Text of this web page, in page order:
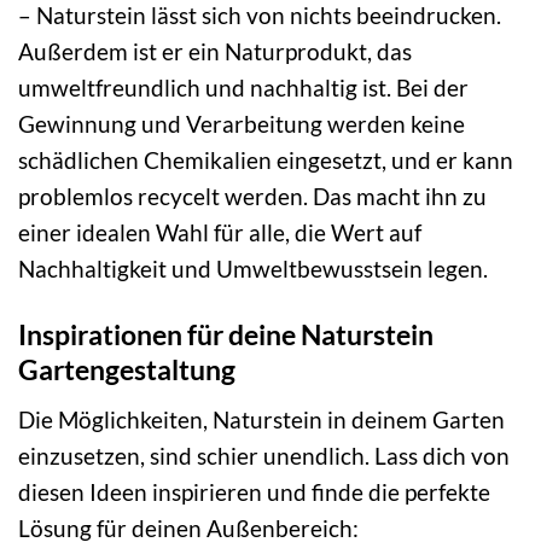
– Naturstein lässt sich von nichts beeindrucken.
Außerdem ist er ein Naturprodukt, das
umweltfreundlich und nachhaltig ist. Bei der
Gewinnung und Verarbeitung werden keine
schädlichen Chemikalien eingesetzt, und er kann
problemlos recycelt werden. Das macht ihn zu
einer idealen Wahl für alle, die Wert auf
Nachhaltigkeit und Umweltbewusstsein legen.
Inspirationen für deine Naturstein
Gartengestaltung
Die Möglichkeiten, Naturstein in deinem Garten
einzusetzen, sind schier unendlich. Lass dich von
diesen Ideen inspirieren und finde die perfekte
Lösung für deinen Außenbereich: